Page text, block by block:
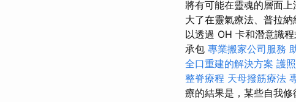
將有可能在靈魂的層面
大了在靈氣療法、普拉
以透過 OH 卡和潛意識
承包 專業搬家公司服務
全口重建的解決方案 護
整脊療程 天母撥筋療法
療的結果是，某些自我